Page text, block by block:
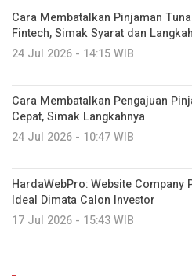
Cara Membatalkan Pinjaman
Fintech, Simak Syarat dan
24 Jul 2026 - 14:15 WIB
Cara Membatalkan Pengajuan
Cepat, Simak Langkahnya
24 Jul 2026 - 10:47 WIB
HardaWebPro: Website Company
Ideal Dimata Calon Investor
17 Jul 2026 - 15:43 WIB